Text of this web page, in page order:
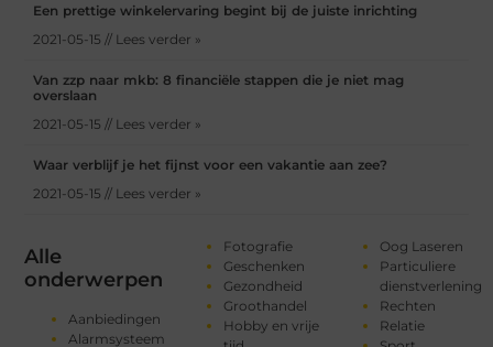
Alle
onderwerpen
Aanbiedingen
Alarmsysteem
Fotografie
Geschenken
Gezondheid
Groothandel
Hobby en vrije
Oog Laseren
Particuliere
dienstverlening
Rechten
Relatie
Een prettige winkelervaring begint bij de juiste inrichting
2021-05-15 // Lees verder »
Van zzp naar mkb: 8 financiële stappen die je niet mag
overslaan
2021-05-15 // Lees verder »
Waar verblijf je het fijnst voor een vakantie aan zee?
2021-05-15 // Lees verder »